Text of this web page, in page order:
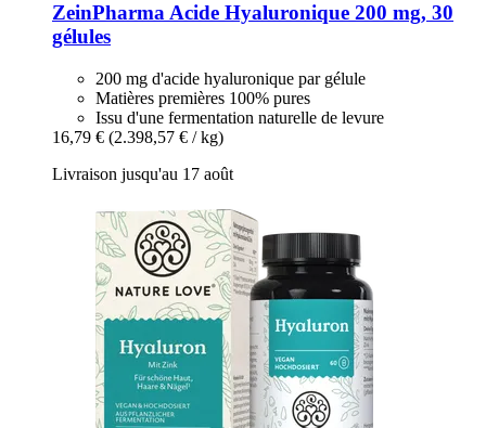
ZeinPharmaAcide Hyaluronique 200 mg, 30
gélules
200 mg d'acide hyaluronique par gélule
Matières premières 100% pures
Issu d'une fermentation naturelle de levure
16,79 € (2.398,57 € / kg)
Livraison jusqu'au 17 août